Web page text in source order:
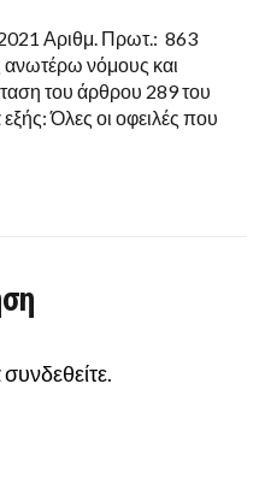
Αριθμ. Πρωτ.: 863
ανωτέρω νόμους και
του άρθρου 289 του
Όλες οι οφειλές που
συνδεθείτε.